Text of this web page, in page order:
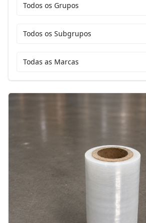
Todos os Grupos
Todos os Subgrupos
Todas as Marcas